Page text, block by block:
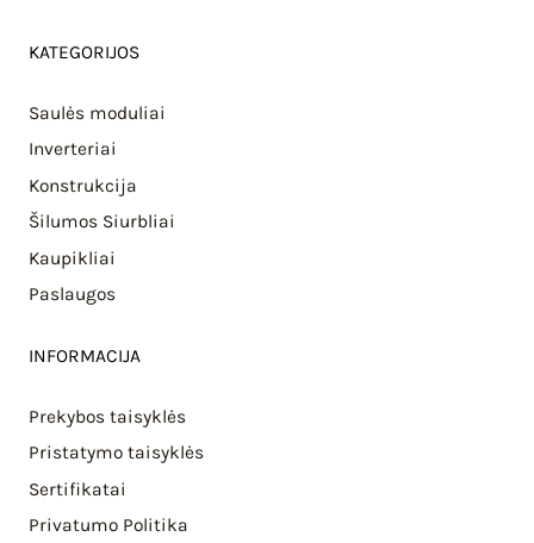
KATEGORIJOS
Saulės moduliai
Inverteriai
Konstrukcija
Šilumos Siurbliai
Kaupikliai
Paslaugos
INFORMACIJA
Prekybos taisyklės
Pristatymo taisyklės
Sertifikatai
Privatumo Politika